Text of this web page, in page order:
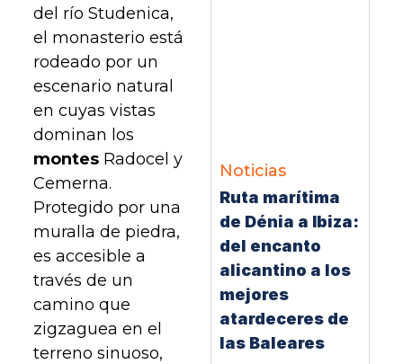
del río Studenica,
el monasterio está
rodeado por un
escenario natural
en cuyas vistas
dominan los
montes Radocel y
Cemerna.
Protegido por una
muralla de piedra,
es accesible a
través de un
camino que
zigzaguea en el
terreno sinuoso,
Noticias
Ruta marítima
de Dénia a Ibiza:
del encanto
alicantino a los
mejores
atardeceres de
las Baleares